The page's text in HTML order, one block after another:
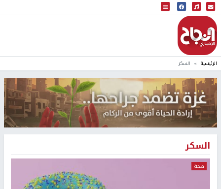
البث المباشر
إذاعة النجاح
الرئيسية السكر
السكر
صحة